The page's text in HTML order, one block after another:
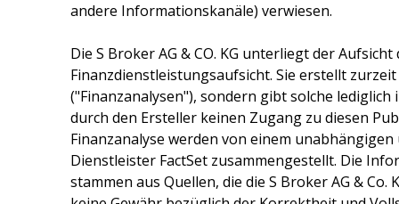
andere Informationskanäle) verwiesen.
Die S Broker AG & CO. KG unterliegt der Aufsicht
Finanzdienstleistungsaufsicht. Sie erstellt
("Finanzanalysen"), sondern gibt solche
durch den Ersteller keinen Zugang zu diesen
Finanzanalyse werden von einem
Dienstleister FactSet zusammengestellt. Die
stammen aus Quellen, die die S Broker AG & Co.